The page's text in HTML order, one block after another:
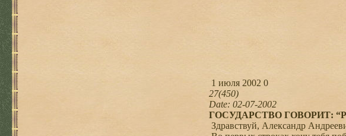
1 июля 2002 0
27(450)
Date: 02-07-2002
ГОСУДАРСТВО ГОВОРИТ:
Здравствуй, Александр